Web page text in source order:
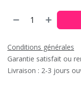
Conditions générales
Garantie satisfait ou
Livraison : 2-3 jours